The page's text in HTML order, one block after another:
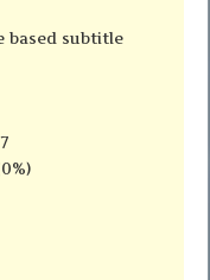
based subtitle